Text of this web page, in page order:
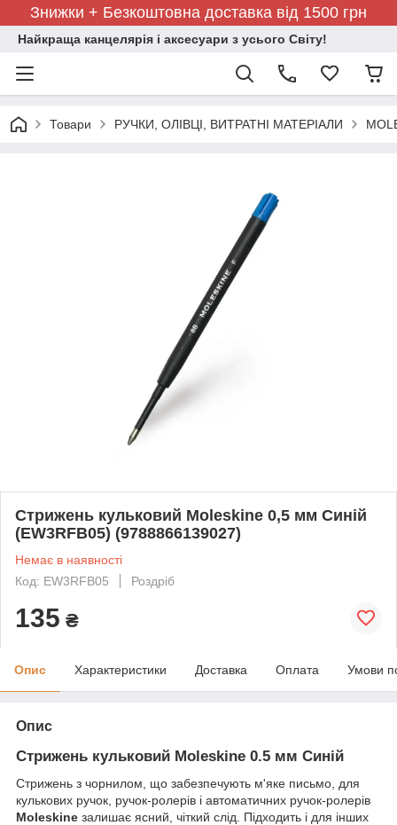
Знижки + Безкоштовна доставка від 1500 грн
Найкраща канцелярія і аксесуари з усього Світу!
Товари РУЧКИ, ОЛІВЦІ, ВИТРАТНІ МАТЕРІАЛИ
Стрижень кульковий Moleskine 0,5 мм Синій
(EW3RFB05) (9788866139027)
Немає в наявності
Код: EW3RFB05
Роздріб
135 ₴
Опис Характеристики Доставка Оплата Умови
Опис
Стрижень кульковий Moleskine 0.5 мм Синій
Стрижень з чорнилом, що забезпечують м'яке письмо, для
кулькових ручок, ручок-ролерів і автоматичних ручок-ролерів
Moleskine залишає ясний, чіткий слід. Підходить і для інших